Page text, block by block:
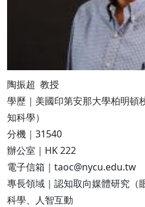
陶振超 教授
學歷｜美國印第安那大學柏明頓
知科學）
分機｜31540
辦公室｜HK 222
電子信箱｜taoc@nycu.edu.tw
專長領域｜認知取向媒體研究（
科學、人智互動